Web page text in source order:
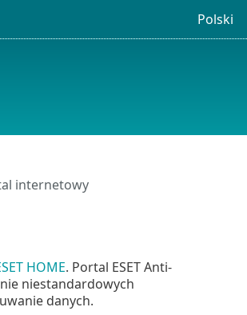
Polski
internetowy
HOME. Portal ESET Anti-
niestandardowych
danych.